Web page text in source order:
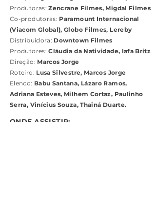
Produtoras:Zencrane Filmes, Migdal Filmes
Co-produtoras: Paramount Internacional
(Viacom Global), Globo Filmes, Lereby
Distribuidora: Downtown Filmes
Produtores:Cláudia da Natividade, Iafa Britz
Direção: Marcos Jorge
Roteiro: Lusa Silvestre, Marcos Jorge
Elenco: Babu Santana, Lázaro Ramos,
Adriana Esteves, Milhem Cortaz, Paulinho
Serra, Vinícius Souza, Thainá Duarte.
ONDE ASSISTIR: